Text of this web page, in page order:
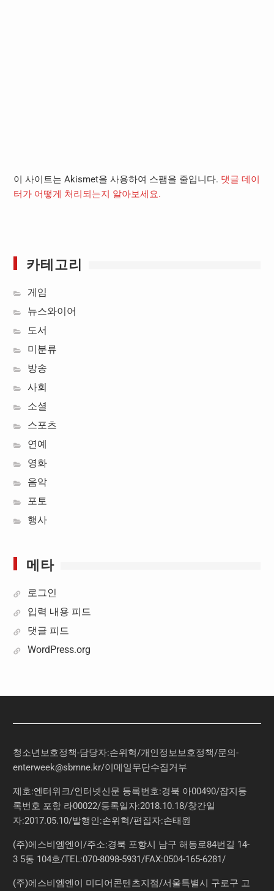
이 사이트는 Akismet을 사용하여 스팸을 줄입니다. 댓글 데이
터가 어떻게 처리되는지 알아보세요.
카테고리
게임
뉴스와이어
도서
미분류
방송
사회
소셜
스포츠
연예
영화
음악
포토
행사
메타
로그인
입력 내용 피드
댓글 피드
WordPress.org
청소년보호정책-담당자:손위혁/개인정보보호정책/문의-
enterweek@sbmne.kr/이메일무단수집거부
제호:엔터위크/인터넷신문 등록번호:경북 아00490/잡지등
록번호 포항 라00022/등록일자:2018.10.18/창간일
자:2017.05.10/발행인:손위혁/편집자:손태원
(주)에스비엠엔이/주소:경북 포항시 남구 해동로84번길 14-
3 5동 104호/TEL:070-8098-5931/FAX:0504-165-6281/
(주)에스비엠엔이 미디어콘텐츠지점/서울특별시 구로구 고